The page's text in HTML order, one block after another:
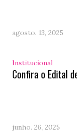
agosto. 13, 2025
Institucional
Confira o Edital
junho. 26, 2025